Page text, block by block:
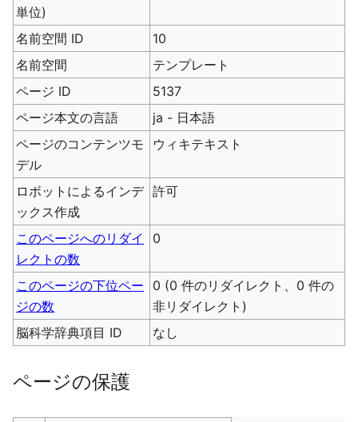
単位)
名前空間 ID
10
名前空間
テンプレート
ページ ID
5137
ページ本文の言語
ja - 日本語
ページのコンテンツモ
デル
ウィキテキスト
ロボットによるインデ
ックス作成
許可
このページへのリダイ
レクトの数
0
このページの下位ペー
ジの数
0 (0 件のリダイレクト、0 件の
非リダイレクト)
脳科学辞典項目 ID
なし
ページの保護